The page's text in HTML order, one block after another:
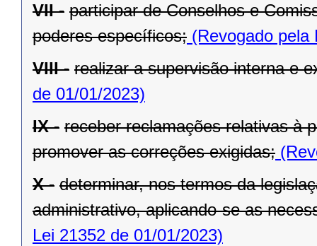
VII - participar de Conselhos e
poderes específicos; (Revogado pela
VIII - realizar a supervisão interna e
de 01/01/2023)
IX - receber reclamações relativas à
promover as correções exigidas;
X - determinar, nos termos da
administrativo, aplicando-se as
Lei 21352 de 01/01/2023)